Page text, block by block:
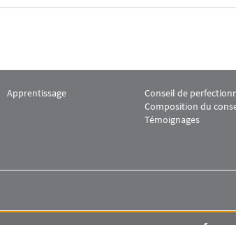
territoriales 1
Menu footer M2 Juriste Conseil des collectivités
Apprentissage Menu footer M2
Conseil de
Composition du
Témoignages